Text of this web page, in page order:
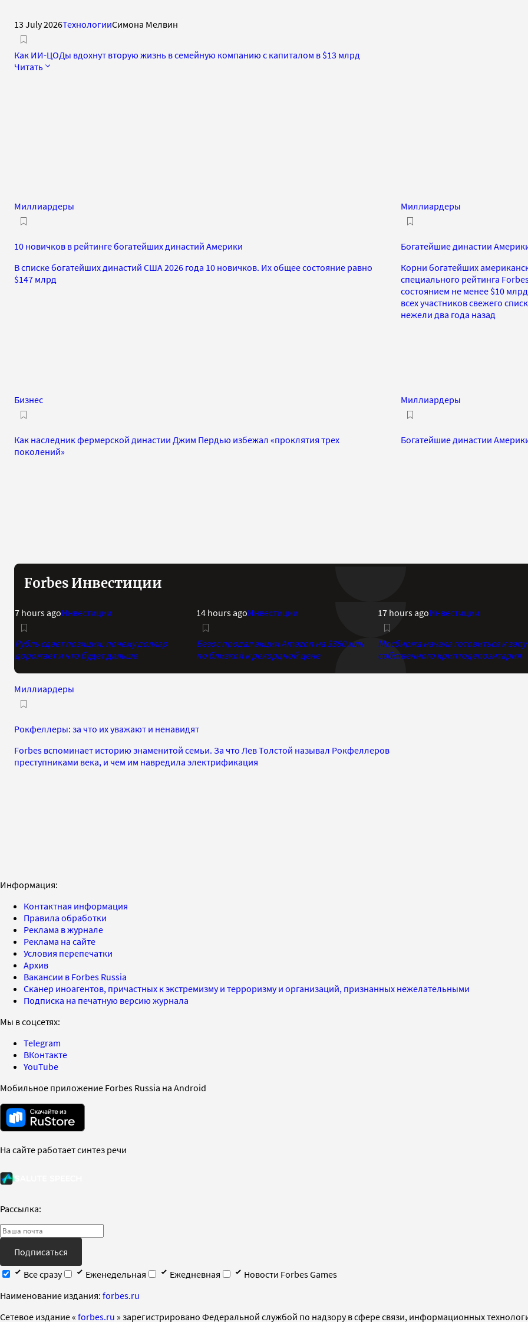
13 July 2026ТехнологииСимона Мелвин
Как ИИ-ЦОДы вдохнут вторую жизнь в семейную компанию с капиталом в $13 млрд
Читать
Миллиардеры
10 новичков в рейтинге богатейших династий Америки
В списке богатейших династий США 2026 года 10 новичков. Их общее состояние равно
$147 млрд
Миллиардеры
Богатейшие династии
Корни богатейших
специального рейтинга
состоянием не менее $10
всех участников свежего
нежели два года назад
Бизнес
Как наследник фермерской династии Джим Пердью избежал «проклятия трех
поколений»
Миллиардеры
Богатейшие династии
Forbes Инвестиции
7 hours agoИнвестиции
Рубль сдает позиции: почему доллар
дорожает и что будет дальше
14 hours agoИнвестиции
Безос продал акции Amazon на $350 млн
по близкой к рекордной цене
17 hours agoИнвестиции
Мосбиржа начала готовиться к
собственного криптодепозитария
Миллиардеры
Рокфеллеры: за что их уважают и ненавидят
Forbes вспоминает историю знаменитой семьи. За что Лев Толстой называл Рокфеллеров
преступниками века, и чем им навредила электрификация
Информация:
Контактная информация
Правила обработки
Реклама в журнале
Реклама на сайте
Условия перепечатки
Архив
Вакансии в Forbes Russia
Сканер иноагентов, причастных к экстремизму и терроризму и организаций, признанных нежелательными
Подписка на печатную версию журнала
Мы в соцсетях:
Telegram
ВКонтакте
YouTube
Мобильное приложение Forbes Russia на Android
На сайте работает синтез речи
Рассылка:
Подписаться
Все сразу
Еженедельная Ежедневная
Новости Forbes Games
Наименование издания: forbes.ru
Cетевое издание « forbes.ru » зарегистрировано Федеральной службой по надзору в сфере связи, информационных